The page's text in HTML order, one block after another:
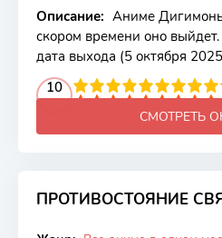
Описание: Аниме
скором времени оно
дата выхода (5 октября
10
4 5 6 7 8 9 10
СМОТРЕТЬ
ПРОТИВОСТОЯНИЕ
8.49